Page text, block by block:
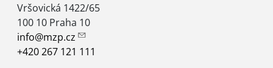
Vršovická 1422/65
100 10 Praha 10
info@mzp.cz
+420 267 121 111